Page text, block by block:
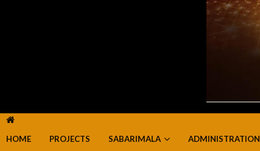
HOME PROJECTS SABARIMALA ADMINISTRATION